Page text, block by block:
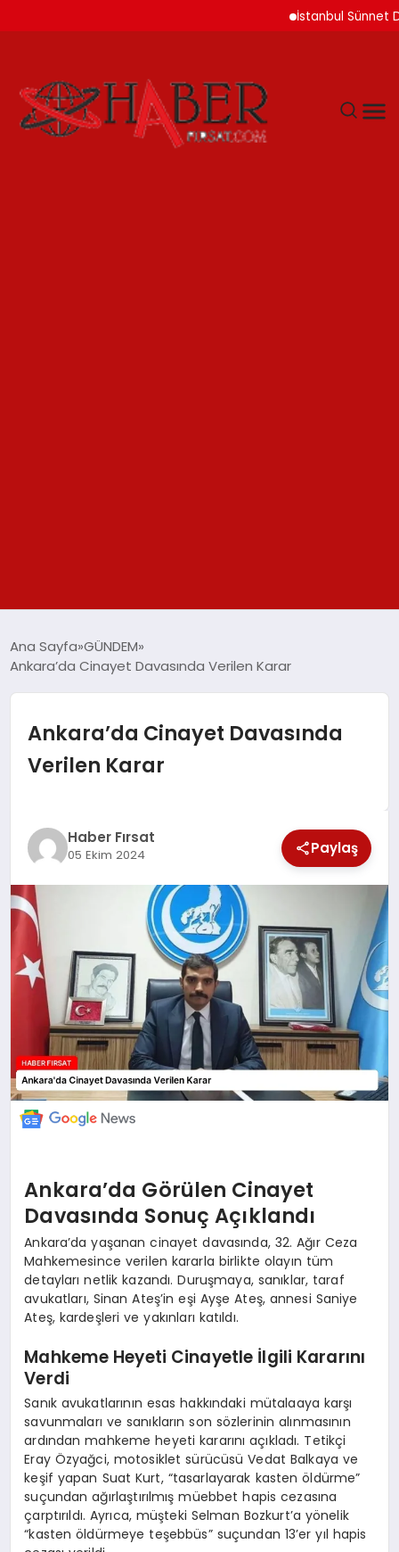
İstanbul Sünnet
YAŞAM
TEKNOLOJİ
EKONOMİ
MAGAZİN
EĞİTİM
DÜNYA
Ana Sayfa GÜNDEM
Ankara’da Cinayet Davasında Verilen Karar
Ankara’da Cinayet Davasında
Verilen Karar
Haber Fırsat
05 Ekim 2024 Paylaş
Ankara’da Görülen Cinayet
Davasında Sonuç Açıklandı
Ankara’da yaşanan cinayet davasında, 32. Ağır Ceza
Mahkemesince verilen kararla birlikte olayın tüm
detayları netlik kazandı. Duruşmaya, sanıklar, taraf
avukatları, Sinan Ateş’in eşi Ayşe Ateş, annesi Saniye
Ateş, kardeşleri ve yakınları katıldı.
Mahkeme Heyeti Cinayetle İlgili Kararını
Verdi
Sanık avukatlarının esas hakkındaki mütalaaya karşı
savunmaları ve sanıkların son sözlerinin alınmasının
ardından mahkeme heyeti kararını açıkladı. Tetikçi
Eray Özyağci, motosiklet sürücüsü Vedat Balkaya ve
keşif yapan Suat Kurt, “tasarlayarak kasten öldürme”
suçundan ağırlaştırılmış müebbet hapis cezasına
çarptırıldı. Ayrıca, müşteki Selman Bozkurt’a yönelik
“kasten öldürmeye teşebbüs” suçundan 13’er yıl hapis